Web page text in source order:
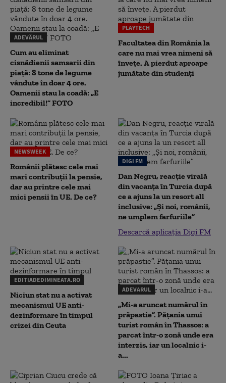
ADEVĂRUL
Cum au eliminat
cisnădienii samsarii din
piață: 8 tone de legume
vândute în doar 4 ore.
Oamenii stau la coadă: „E
incredibil!” FOTO
PLAYTECH
Facultatea din România la
care nu mai vrea nimeni să
înveţe. A pierdut aproape
jumătate din studenţi
NEWSWEEK
Românii plătesc cele mai
mari contribuții la pensie,
dar au printre cele mai
mici pensii în UE. De ce?
DIGI FM
Dan Negru, reacție virală
din vacanța în Turcia după
ce a ajuns la un resort all
inclusive: „Și noi, românii,
ne umplem farfuriile”
Descarcă aplicația Digi FM
EDITIADEDIMINEATA.RO
Niciun stat nu a activat
mecanismul UE anti-
dezinformare în timpul
crizei din Ceuta
ADEVARUL
„Mi-a aruncat numărul în
prăpastie”. Pățania unui
turist român în Thassos: a
parcat într-o zonă unde era
interzis, iar un localnic i-
a...